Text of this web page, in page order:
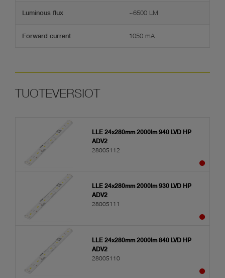
Luminous flux ~6500 LM
Forward current 1050 mA
LLE 24x280mm 2000lm 940 LVD HP
ADV2
28005112
LLE 24x280mm 2000lm 930 LVD HP
ADV2
28005111
LLE 24x280mm 2000lm 840 LVD HP
ADV2
28005110